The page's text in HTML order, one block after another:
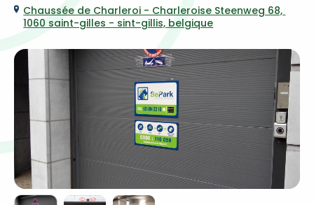
Chaussée de Charleroi - Charleroise Steenweg 68,
1060 saint-gilles - sint-gillis, belgique